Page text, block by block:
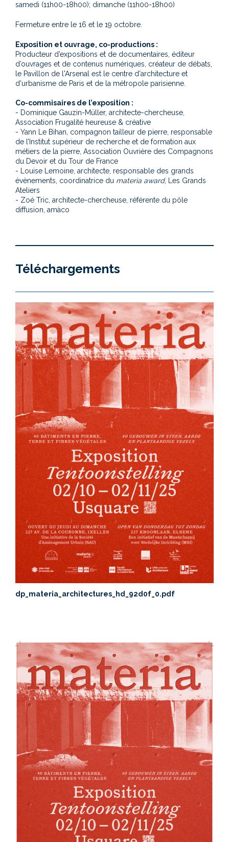
samedi (11h00-18h00); dimanche (11h00-18h00)
Fermeture entre le 16 et le 19 octobre.
Exposition et ouvrage, co-productions :
Producteur d’expositions et de documentaires, éditeur
d’ouvrages et de contenus numériques, créateur de débats,
le Pavillon de l'Arsenal est le centre d'architecture et
d'urbanisme de Paris et de la métropole parisienne.
Co-commisaires de l’exposition :
- Dominique Gauzin-Müller, architecte-chercheuse,
Association Frugalité heureuse & créative
- Yann Le Bihan, compagnon tailleur de pierre, responsable
de l’Institut supérieur de recherche et de formation aux
métiers de la pierre, Association Ouvrière des Compagnons
du Devoir et du Tour de France
- Louise Lemoine, architecte, responsable des grands
évènements, coordinatrice du materia award, Les Grands
Ateliers
- Zoé Tric, architecte-chercheuse, référente du pôle
diffusion, amàco
Téléchargements
dp_materia_architectures_hd_92d0f_0.pdf